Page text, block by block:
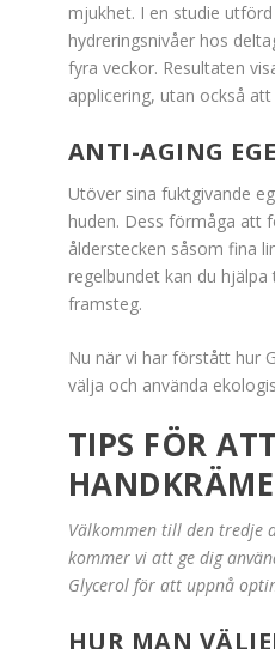
mjukhet. I en studie
hydreringsnivåer hos
fyra veckor. Resultaten
applicering, utan också
ANTI-AGING
Utöver sina fuktgivande
huden. Dess förmåga att
ålderstecken såsom fina
regelbundet kan du
framsteg.
Nu när vi har förstått hur
välja och använda
TIPS FÖR
Välkommen till den tredje
kommer vi att ge dig
Glycerol för att uppnå
HUR MAN